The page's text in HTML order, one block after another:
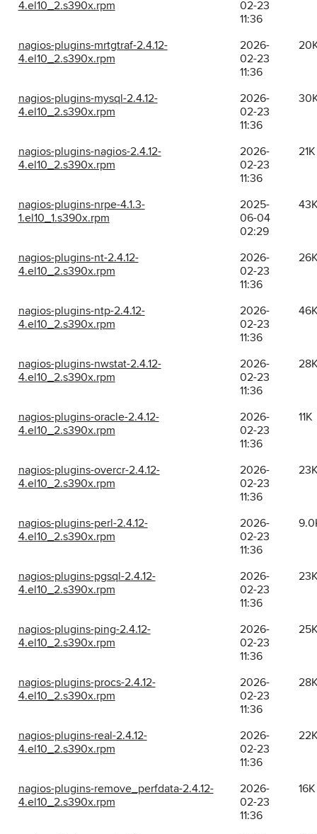
4.el10_2.s390x.rpm
02-23
11:36
nagios-plugins-mrtgtraf-2.4.12-
4.el10_2.s390x.rpm
2026-
02-23
11:36
nagios-plugins-mysql-2.4.12-
4.el10_2.s390x.rpm
2026-
02-23
11:36
nagios-plugins-nagios-2.4.12-
4.el10_2.s390x.rpm
2026-
02-23
11:36
21K
nagios-plugins-nrpe-4.1.3-
1.el10_1.s390x.rpm
2025-
06-04
02:29
nagios-plugins-nt-2.4.12-
4.el10_2.s390x.rpm
2026-
02-23
11:36
nagios-plugins-ntp-2.4.12-
4.el10_2.s390x.rpm
2026-
02-23
11:36
nagios-plugins-nwstat-2.4.12-
4.el10_2.s390x.rpm
2026-
02-23
11:36
nagios-plugins-oracle-2.4.12-
4.el10_2.s390x.rpm
2026-
02-23
11:36
11K
nagios-plugins-overcr-2.4.12-
4.el10_2.s390x.rpm
2026-
02-23
11:36
nagios-plugins-perl-2.4.12-
4.el10_2.s390x.rpm
2026-
02-23
11:36
nagios-plugins-pgsql-2.4.12-
4.el10_2.s390x.rpm
2026-
02-23
11:36
nagios-plugins-ping-2.4.12-
4.el10_2.s390x.rpm
2026-
02-23
11:36
nagios-plugins-procs-2.4.12-
4.el10_2.s390x.rpm
2026-
02-23
11:36
nagios-plugins-real-2.4.12-
4.el10_2.s390x.rpm
2026-
02-23
11:36
nagios-plugins-remove_perfdata-2.4.12-
4.el10_2.s390x.rpm
2026-
02-23
11:36
16K